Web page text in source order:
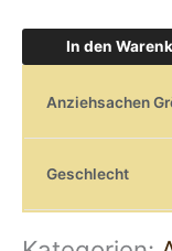
In den
Anziehsachen
Geschlecht